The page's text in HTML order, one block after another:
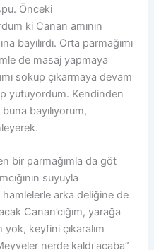
Önceki
ki Canan amının
bayılırdı. Orta parmağımı
de masaj yapmaya
sokup çıkarmaya devam
yutuyordum. Kendinden
bayılıyorum,
bir parmağımla da göt
suyuyla
hamlelerle arka deliğine de
Canan’cığım, yarağa
keyfini çıkaralım
nerde kaldı acaba”